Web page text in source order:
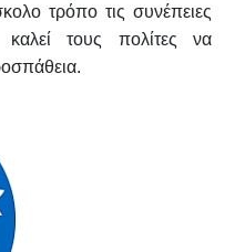
τρόπο τις συνέπειες
καλεί τους πολίτες να